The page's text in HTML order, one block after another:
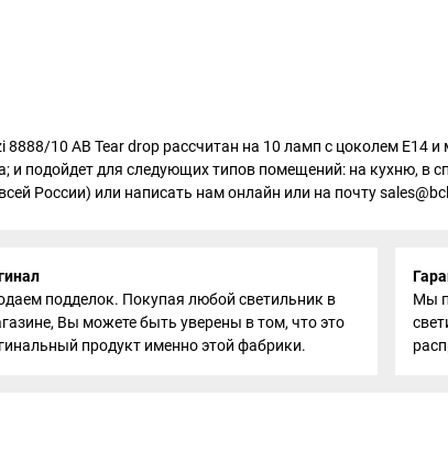
10 AB Tear drop рассчитан на 10 ламп с цоколем
и подойдет для следующих типов помещений: на кухню, в
России) или написать нам онлайн или на почту
подделок. Покупая любой светильник в
Вы можете быть уверены в том, что это
продукт именно этой фабрики.
Мы